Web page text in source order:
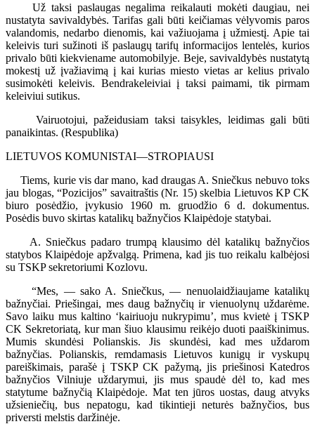
Už taksi paslaugas negalima reikalauti mokėti daugiau, nei
nustatyta savivaldybės. Tarifas gali būti keičiamas vėlyvomis paros
valandomis, nedarbo dienomis, kai važiuojama į užmiestį. Apie tai
keleivis turi sužinoti iš paslaugų tarifų informacijos lentelės, kurios
privalo būti kiekviename automobilyje. Beje, savivaldybės nustatytą
mokestį už įvažiavimą į kai kurias miesto vietas ar kelius privalo
susimokėti keleivis. Bendrakeleiviai į taksi paimami, tik pirmam
keleiviui sutikus.
Vairuotojui, pažeidusiam taksi taisykles, leidimas gali būti
panaikintas. (Respublika)
LIETUVOS KOMUNISTAI—STROPIAUSI
Tiems, kurie vis dar mano, kad draugas A. Sniečkus nebuvo toks
jau blogas, “Pozicijos” savaitraštis (Nr. 15) skelbia Lietuvos KP CK
biuro posėdžio, įvykusio 1960 m. gruodžio 6 d. dokumentus.
Posėdis buvo skirtas katalikų bažnyčios Klaipėdoje statybai.
A. Sniečkus padaro trumpą klausimo dėl katalikų bažnyčios
statybos Klaipėdoje apžvalgą. Primena, kad jis tuo reikalu kalbėjosi
su TSKP sekretoriumi Kozlovu.
“Mes, — sako A. Sniečkus, — nenuolaidžiaujame katalikų
bažnyčiai. Priešingai, mes daug bažnyčių ir vienuolynų uždarėme.
Savo laiku mus kaltino ‘kairiuoju nukrypimu’, mus kvietė į TSKP
CK Sekretoriatą, kur man šiuo klausimu reikėjo duoti paaiškinimus.
Mumis skundėsi Polianskis. Jis skundėsi, kad mes uždarom
bažnyčias. Polianskis, remdamasis Lietuvos kunigų ir vyskupų
pareiškimais, parašė į TSKP CK pažymą, jis priešinosi Katedros
bažnyčios Vilniuje uždarymui, jis mus spaudė dėl to, kad mes
statytume bažnyčią Klaipėdoje. Mat ten jūros uostas, daug atvyks
užsieniečių, bus nepatogu, kad tikintieji neturės bažnyčios, bus
priversti melstis daržinėje.